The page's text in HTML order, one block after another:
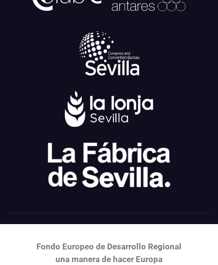
Fondo Europeo de Desarrollo Regional
una manera de hacer Europa